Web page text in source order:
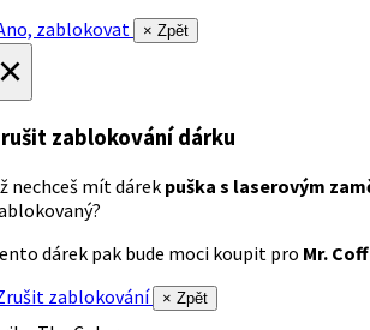
zablokovat
× Zpět
zablokování dárku
nechceš mít dárek puška s laserovým
dárek pak bude moci koupit pro Mr.
zablokování
× Zpět